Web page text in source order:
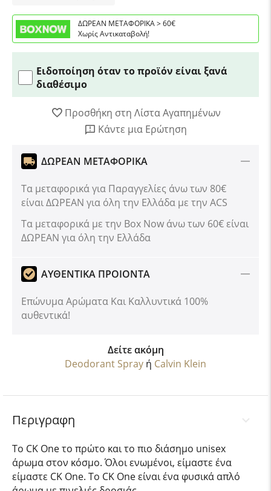
ΔΩΡΕΑΝ ΜΕΤΑΦΟΡΙΚΑ > 60€
Χωρίς Αντικαταβολή!
Ειδοποίηση όταν το προϊόν είναι ξανά
διαθέσιμο
Προσθήκη στη Λίστα Αγαπημένων
Κάντε μια Ερώτηση
ΔΩΡΕΑΝ ΜΕΤΑΦΟΡΙΚΑ
Τα μεταφορικά για Παραγγελίες άνω των 80€
είναι ΔΩΡΕΑΝ για όλη την Ελλάδα με την ACS
Tα μεταφορικά με την Box Now άνω των 60€ είναι
ΔΩΡΕΑΝ για όλη την Ελλάδα
ΑΥΘΕΝΤΙΚΑ ΠΡΟΙΟΝΤΑ
Επώνυμα Αρώματα Και Καλλυντικά 100%
αυθεντικά!
Δείτε ακόμη
Deodorant Spray ή Calvin Klein
Περιγραφη
Το CK One το πρώτο και το πιο διάσημο unisex
άρωμα στον κόσμο. Όλοι ενωμένοι, είμαστε ένα
είμαστε CK One. Το CK One είναι ένα φυσικά απλό